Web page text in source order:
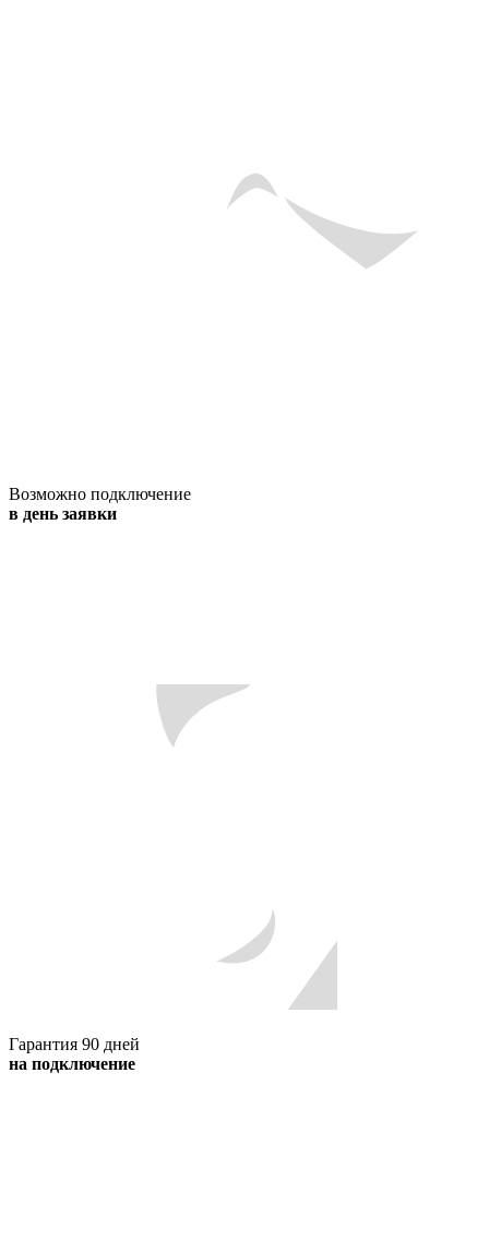
Возможно подключение
в день заявки
Гарантия 90 дней
на подключение